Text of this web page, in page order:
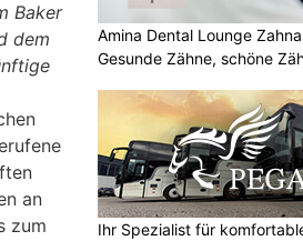
Baker
dem
an
zum
Amina Dental Lounge
Gesunde Zähne, schöne
Ihr Spezialist für